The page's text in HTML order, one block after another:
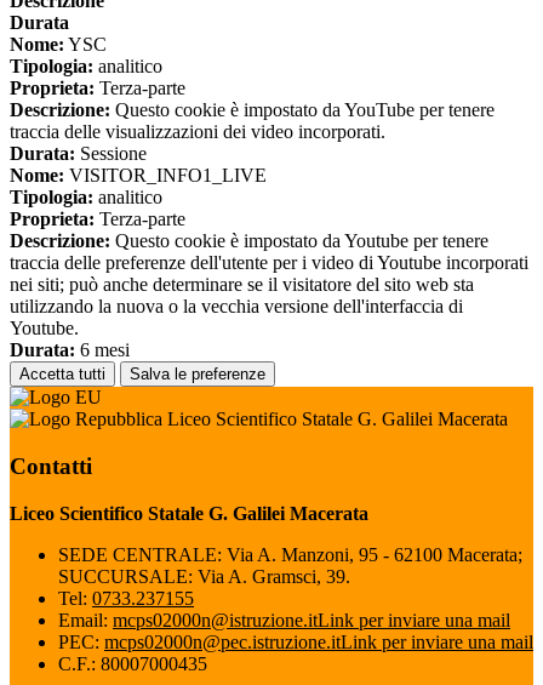
Durata
Nome: YSC
Tipologia: analitico
Proprieta: Terza-parte
Descrizione: Questo cookie è impostato da YouTube per tenere
traccia delle visualizzazioni dei video incorporati.
Durata: Sessione
Nome: VISITOR_INFO1_LIVE
Tipologia: analitico
Proprieta: Terza-parte
Descrizione: Questo cookie è impostato da Youtube per tenere
traccia delle preferenze dell'utente per i video di Youtube incorporati
nei siti; può anche determinare se il visitatore del sito web sta
utilizzando la nuova o la vecchia versione dell'interfaccia di
Youtube.
Durata: 6 mesi
Accetta tutti Salva le preferenze
Liceo Scientifico Statale G. Galilei Macerata
Contatti
Liceo Scientifico Statale G. Galilei Macerata
SEDE CENTRALE: Via A. Manzoni, 95 - 62100 Macerata;
SUCCURSALE: Via A. Gramsci, 39.
Tel: 0733.237155
Email: mcps02000n@istruzione.itLink per inviare una mail
PEC: mcps02000n@pec.istruzione.itLink per inviare una mail
C.F.: 80007000435